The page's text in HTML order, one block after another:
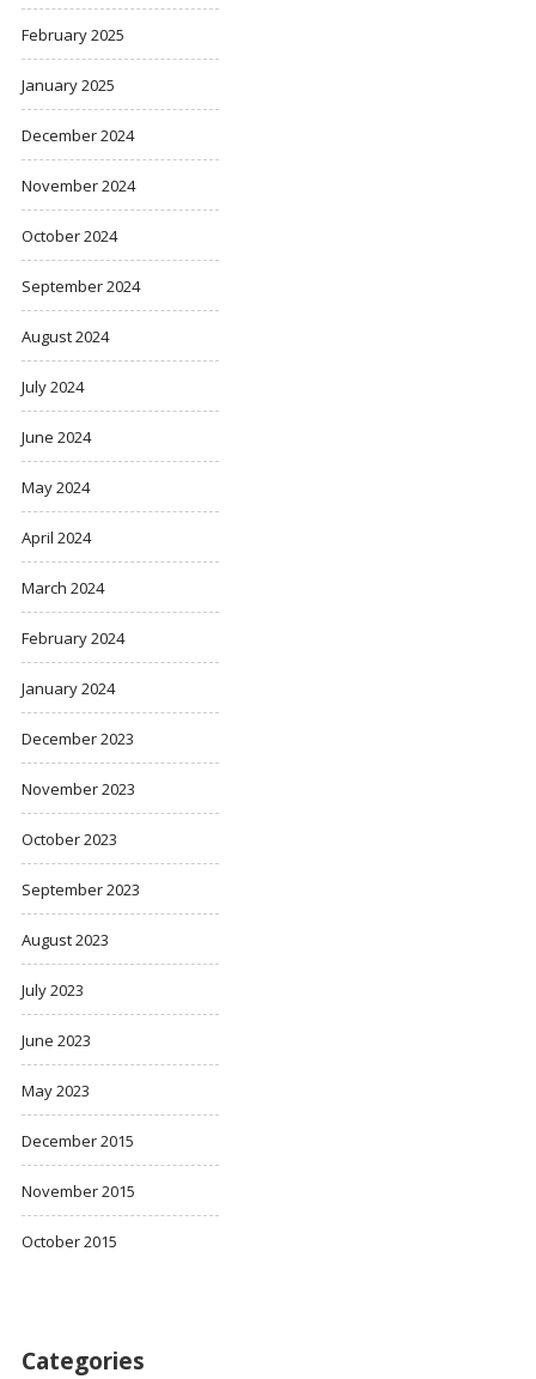
February 2025
January 2025
December 2024
November 2024
October 2024
September 2024
August 2024
July 2024
June 2024
May 2024
April 2024
March 2024
February 2024
January 2024
December 2023
November 2023
October 2023
September 2023
August 2023
July 2023
June 2023
May 2023
December 2015
November 2015
October 2015
Categories